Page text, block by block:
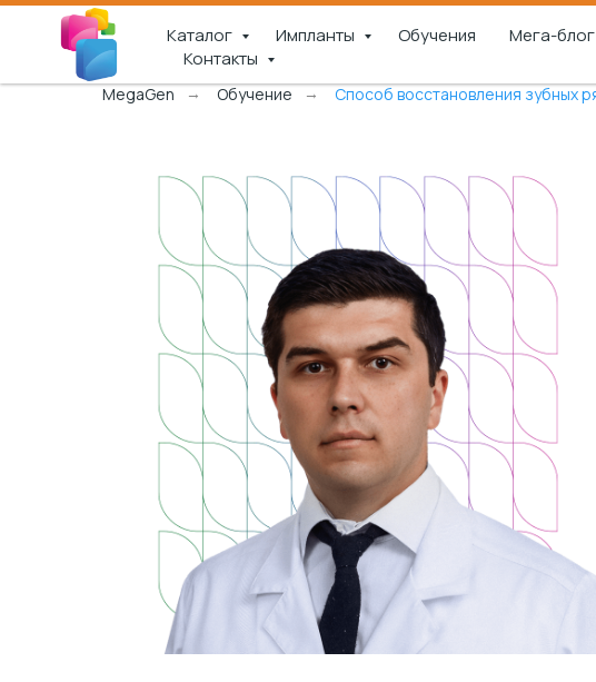
Каталог Импланты Обучения Мега-блог
Контакты
MegaGen → Обучение → Способ восстановления зубных